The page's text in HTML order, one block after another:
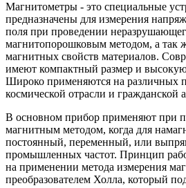
Магнитометры - это специальные
предназначены для измерения
поля при проведении
магнитопорошковым методом, а так
магнитных свойств материалов.
имеют компактный размер и
Широко применяются на различных
космической отрасли и гражданской
В основном прибор применяют при
магнитным методом, когда для
постоянный, переменный, или
промышленных частот. Принцип
на применении метода измерения
преобразователем Холла, который